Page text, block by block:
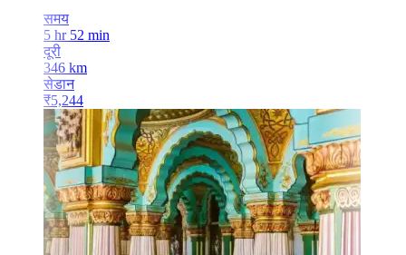
समय
5 hr 52 min
दूरी
346 km
सेडान
₹5,244